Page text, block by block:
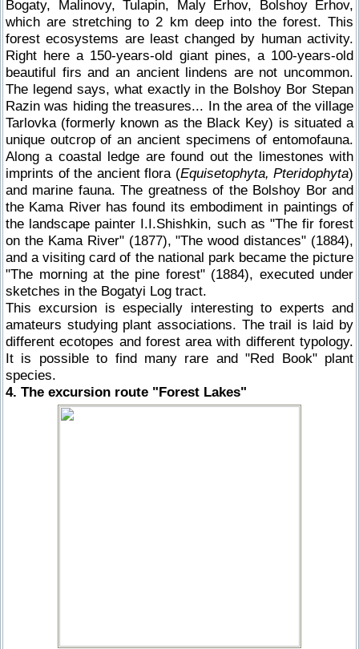
Bogaty, Malinovy, Tulapin, Maly Erhov, Bolshoy Erhov,
which are stretching to 2 km deep into the forest. This
forest ecosystems are least changed by human activity.
Right here a 150-years-old giant pines, a 100-years-old
beautiful firs and an ancient lindens are not uncommon.
The legend says, what exactly in the Bolshoy Bor Stepan
Razin was hiding the treasures... In the area of the village
Tarlovka (formerly known as the Black Key) is situated a
unique outcrop of an ancient specimens of entomofauna.
Along a coastal ledge are found out the limestones with
imprints of the ancient flora (Equisetophyta, Pteridophyta)
and marine fauna. The greatness of the Bolshoy Bor and
the Kama River has found its embodiment in paintings of
the landscape painter I.I.Shishkin, such as "The fir forest
on the Kama River" (1877), "The wood distances" (1884),
and a visiting card of the national park became the picture
"The morning at the pine forest" (1884), executed under
sketches in the Bogatyi Log tract.
This excursion is especially interesting to experts and
amateurs studying plant associations. The trail is laid by
different ecotopes and forest area with different typology.
It is possible to find many rare and "Red Book" plant
species.
4. The excursion route "Forest Lakes"